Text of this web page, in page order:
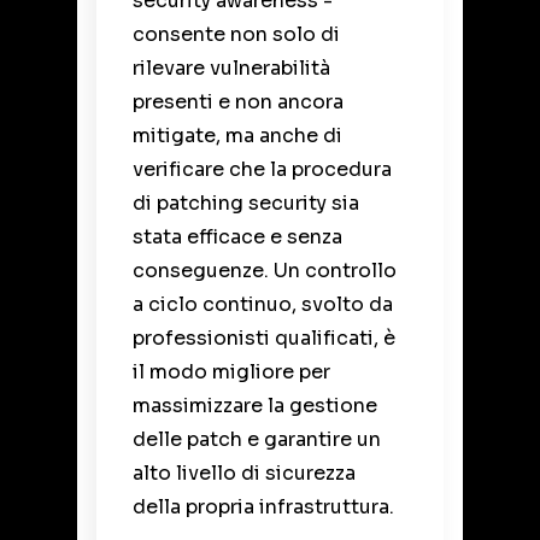
consente non solo di
rilevare vulnerabilità
presenti e non ancora
mitigate, ma anche di
verificare che la procedura
di patching security sia
stata efficace e senza
conseguenze. Un controllo
a ciclo continuo, svolto da
professionisti qualificati, è
il modo migliore per
massimizzare la gestione
delle patch e garantire un
alto livello di sicurezza
della propria infrastruttura.